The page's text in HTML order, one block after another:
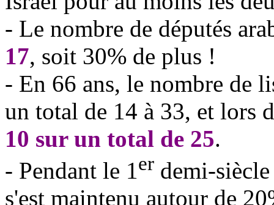
- Le nombre de députés
17, soit 30% de plus !
- En 66 ans, le nombre de
un total de 14 à 33, et lors
10 sur un total de 25.
- Pendant le 1er demi-
s'est maintenu autour de